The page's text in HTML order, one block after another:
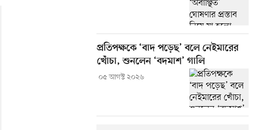
প্রতিপক্ষকে ‘বাদ পড়েছ’ বলে নেইমারের
খোঁচা, শুনলেন ‘বদমাশ’ গালি
০৫ আগস্ট ২০২৬